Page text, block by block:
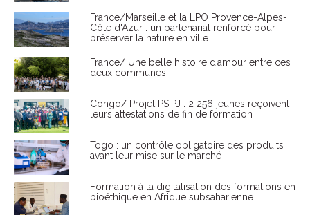
France/Marseille et la LPO Provence-Alpes-
Côte d'Azur : un partenariat renforcé pour
préserver la nature en ville
France/ Une belle histoire d’amour entre ces
deux communes
Congo/ Projet PSIPJ : 2 256 jeunes reçoivent
leurs attestations de fin de formation
Togo : un contrôle obligatoire des produits
avant leur mise sur le marché
Formation à la digitalisation des formations en
bioéthique en Afrique subsaharienne